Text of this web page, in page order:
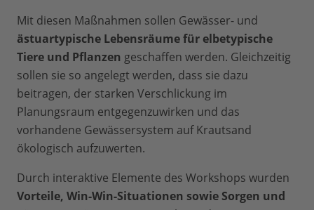
Mit diesen Maßnahmen sollen Gewässer- und
ästuartypische Lebensräume für elbetypische
Tiere und Pflanzen geschaffen werden. Gleichzeitig
sollen sie so angelegt werden, dass sie dazu
beitragen, der starken Verschlickung im
Planungsraum entgegenzuwirken und das
vorhandene Gewässersystem auf Krautsand
ökologisch aufzuwerten.
Durch interaktive Elemente des Workshops wurden
Vorteile, Win-Win-Situationen sowie Sorgen und